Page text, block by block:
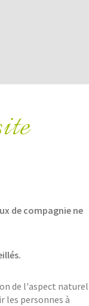
de compagnie ne
de l'aspect naturel
les personnes à